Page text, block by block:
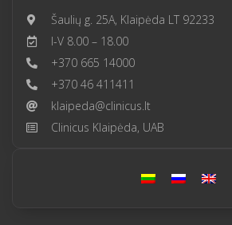
Šaulių g. 25A, Klaipėda LT 92233
I-V 8.00 – 18.00
+370 665 14000
+370 46 411411
klaipeda@clinicus.lt
Clinicus Klaipėda, UAB